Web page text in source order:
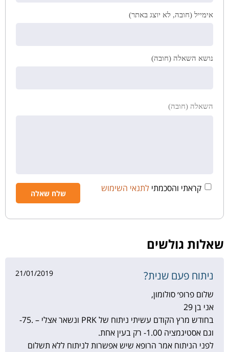
אימייל (חובה, לא יוצג באתר)
נושא השאלה (חובה)
השאלה (חובה)
קראתי והסכמתי לתנאי השימוש
שאלות גולשים
ניתוח פעם שנית? 21/01/2019
שלום פרופ׳ סולומון,
אני בן 29
בחודש מרץ הקודם עשיתי ניתוח של PRK ונשאר אצלי – .75-
וגם אסטיגמציה 1.00- רק בעין אחת.
לפני הניתוח אמר הרופא שיש אפשרות לניתוח ללא תשלום